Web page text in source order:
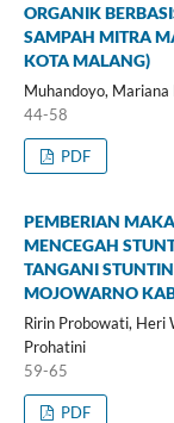
ORGANIK
SAMPAH MITRA
KOTA MALANG)
Muhandoyo, Mariana
44-58
PDF
PEMBERIAN
MENCEGAH
TANGANI
MOJOWARNO
Ririn Probowati, Heri
Prohatini
59-65
PDF